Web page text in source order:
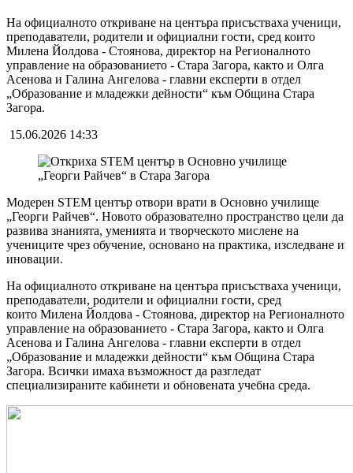
На официалното откриване на центъра присъстваха ученици,
преподаватели, родители и официални гости, сред които
Милена Йолдова - Стоянова, директор на Регионалното
управление на образованието - Стара Загора, както и Олга
Асенова и Галина Ангелова - главни експерти в отдел
„Образование и младежки дейности“ към Община Стара
Загора.
15.06.2026 14:33
Модерен STEM център отвори врати в Основно училище
„Георги Райчев“. Новото образователно пространство цели да
развива знанията, уменията и творческото мислене на
учениците чрез обучение, основано на практика, изследване и
иновации.
На официалното откриване на центъра присъстваха ученици,
преподаватели, родители и официални гости, сред
които Милена Йолдова - Стоянова, директор на Регионалното
управление на образованието - Стара Загора, както и Олга
Асенова и Галина Ангелова - главни експерти в отдел
„Образование и младежки дейности“ към Община Стара
Загора. Всички имаха възможност да разгледат
специализираните кабинети и обновената учебна среда.